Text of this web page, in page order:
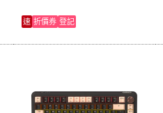
速 折價券 登記